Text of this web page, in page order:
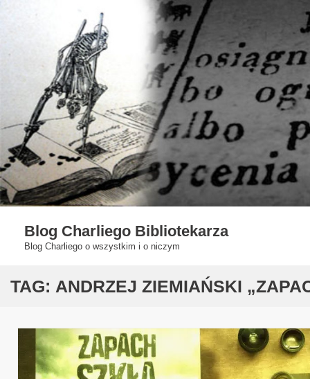
Blog Charliego Bibliotekarza
Blog Charliego o wszystkim i o niczym
TAG: ANDRZEJ ZIEMIAŃSKI